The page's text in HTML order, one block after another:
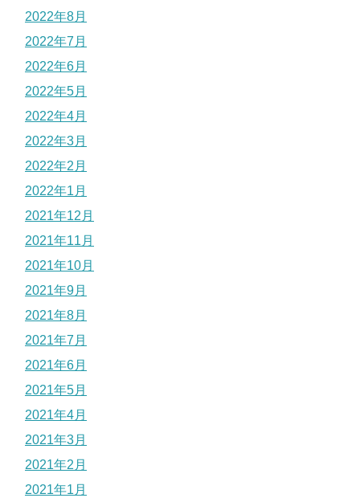
2022年8月
2022年7月
2022年6月
2022年5月
2022年4月
2022年3月
2022年2月
2022年1月
2021年12月
2021年11月
2021年10月
2021年9月
2021年8月
2021年7月
2021年6月
2021年5月
2021年4月
2021年3月
2021年2月
2021年1月